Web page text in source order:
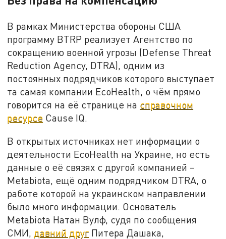
В рамках Министерства обороны США
программу BTRP реализует Агентство по
сокращению военной угрозы (Defense Threat
Reduction Agency, DTRA), одним из
постоянных подрядчиков которого выступает
та самая компании EcoHealth, о чём прямо
говорится на её странице на справочном
ресурсе Cause IQ.
В открытых источниках нет информации о
деятельности EcoHealth на Украине, но есть
данные о её связях с другой компанией –
Metabiota, ещё одним подрядчиком DTRA, о
работе которой на украинском направлении
было много информации. Основатель
Metabiota Натан Вулф, судя по сообщения
СМИ, давний друг Питера Дашака,